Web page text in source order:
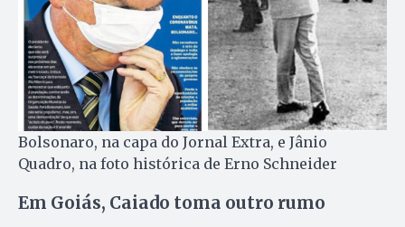
Bolsonaro, na capa do Jornal Extra, e Jânio
Quadro, na foto histórica de Erno Schneider
Em Goiás, Caiado toma outro rumo